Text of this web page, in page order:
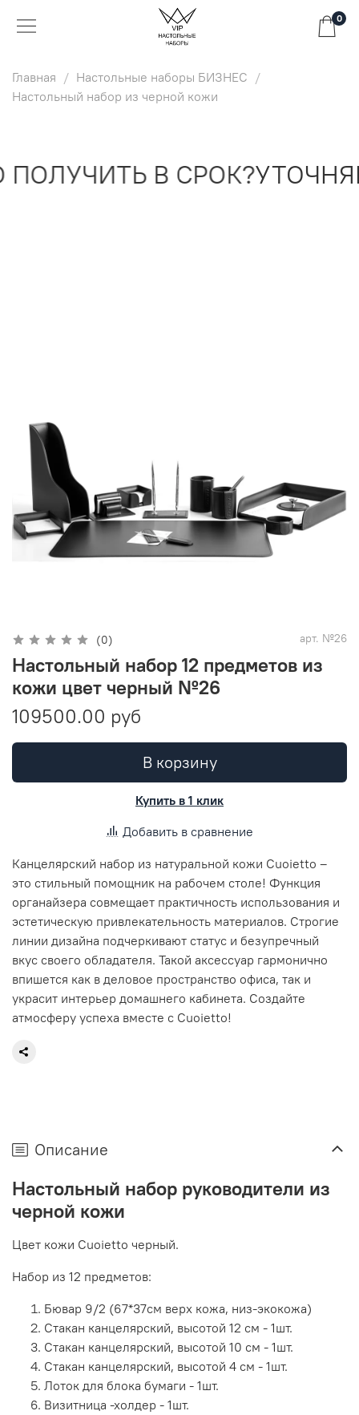
0
Главная
Настольные наборы БИЗНЕС
Настольный набор из черной кожи
В СРОК?
(0) арт. №26
Настольный набор 12 предметов из
кожи цвет черный №26
109500.00 руб
В корзину
Купить в 1 клик
Добавить в сравнение
Канцелярский набор из натуральной кожи Cuoietto –
это стильный помощник на рабочем столе! Функция
органайзера совмещает практичность использования и
эстетическую привлекательность материалов. Строгие
линии дизайна подчеркивают статус и безупречный
вкус своего обладателя. Такой аксессуар гармонично
впишется как в деловое пространство офиса, так и
украсит интерьер домашнего кабинета. Создайте
атмосферу успеха вместе с Cuoietto!
Описание
Настольный набор руководители из
черной кожи
Цвет кожи Cuoietto черный.
Набор из 12 предметов:
Бювар 9/2 (67*37см верх кожа, низ-экокожа)
Стакан канцелярский, высотой 12 см - 1шт.
Стакан канцелярский, высотой 10 см - 1шт.
Стакан канцелярский, высотой 4 см - 1шт.
Лоток для блока бумаги - 1шт.
Визитница -холдер - 1шт.